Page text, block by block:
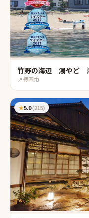
竹野の海辺 湯やど
📍豊岡市
★5.0(215)